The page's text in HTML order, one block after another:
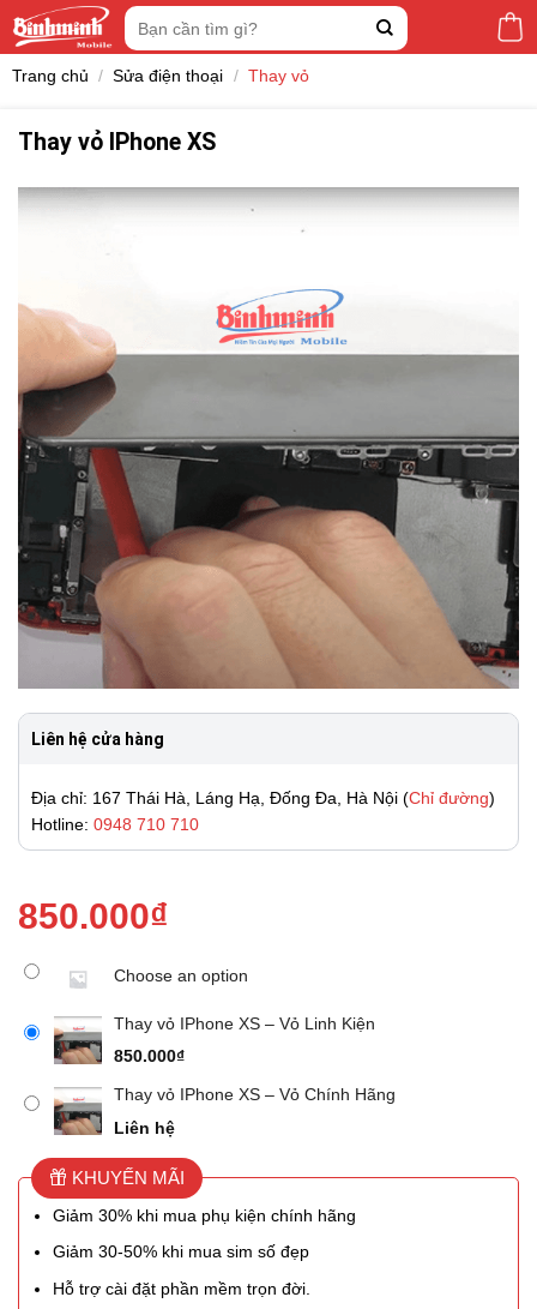
Tìm
kiếm:
Trang chủ / Sửa điện thoại / Thay vỏ
Thay vỏ IPhone XS
Liên hệ cửa hàng
Địa chỉ: 167 Thái Hà, Láng Hạ, Đống Đa, Hà Nội (Chỉ đường)
Hotline: 0948 710 710
850.000₫
Choose an option
Thay vỏ IPhone XS – Vỏ Linh Kiện
850.000₫
Thay vỏ IPhone XS – Vỏ Chính Hãng
Liên hệ
KHUYẾN MÃI
Giảm 30% khi mua phụ kiện chính hãng
Giảm 30-50% khi mua sim số đẹp
Hỗ trợ cài đặt phần mềm trọn đời.